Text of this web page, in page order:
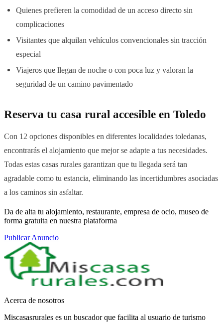
Quienes prefieren la comodidad de un acceso directo sin
complicaciones
Visitantes que alquilan vehículos convencionales sin tracción
especial
Viajeros que llegan de noche o con poca luz y valoran la
seguridad de un camino pavimentado
Reserva tu casa rural accesible en Toledo
Con 12 opciones disponibles en diferentes localidades toledanas,
encontrarás el alojamiento que mejor se adapte a tus necesidades.
Todas estas casas rurales garantizan que tu llegada será tan
agradable como tu estancia, eliminando las incertidumbres asociadas
a los caminos sin asfaltar.
Da de alta tu alojamiento, restaurante, empresa de ocio, museo de
forma gratuita en nuestra plataforma
Publicar Anuncio
Acerca de nosotros
Miscasasrurales es un buscador que facilita al usuario de turismo